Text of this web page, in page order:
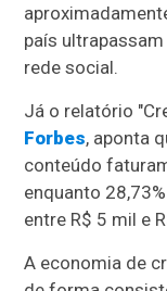
país
rede social.
Já o relatório
Forbes, aponta
conteúdo
enquanto
entre R$ 5 mil e
A economia de